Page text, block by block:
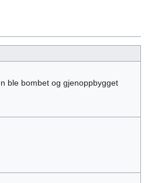
ble bombet og gjenoppbygget